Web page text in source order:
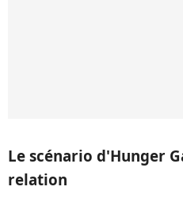
Le scénario d'Hunger
relation